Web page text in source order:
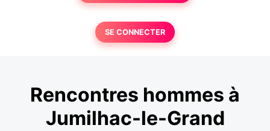
SE CONNECTER
Rencontres hommes à
Jumilhac-le-Grand